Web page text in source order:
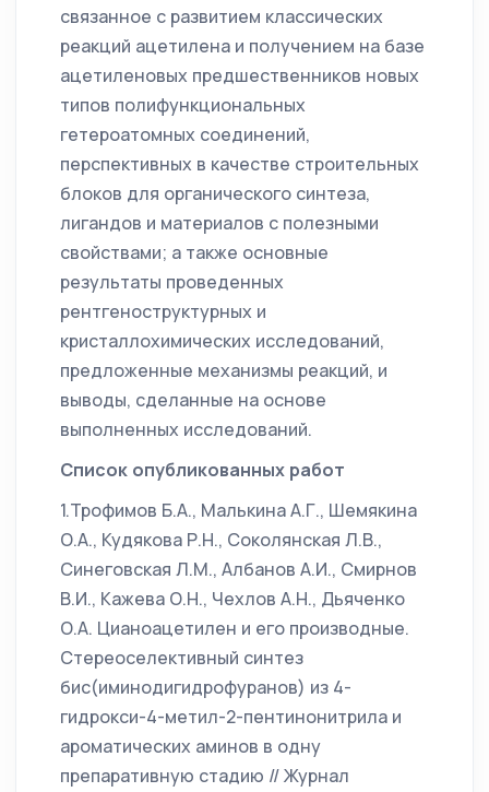
связанное с развитием классических
реакций ацетилена и получением на базе
ацетиленовых предшественников новых
типов полифункциональных
гетероатомных соединений,
перспективных в качестве строительных
блоков для органического синтеза,
лигандов и материалов с полезными
свойствами; а также основные
результаты проведенных
рентгеноструктурных и
кристаллохимических исследований,
предложенные механизмы реакций, и
выводы, сделанные на основе
выполненных исследований.
Список опубликованных работ
1.Трофимов Б.А., Малькина А.Г., Шемякина
О.А., Кудякова Р.Н., Соколянская Л.В.,
Синеговская Л.М., Албанов А.И., Смирнов
В.И., Кажева О.Н., Чехлов А.Н., Дьяченко
О.А. Цианоацетилен и его производные.
Стереоселективный синтез
бис(иминодигидрофуранов) из 4-
гидрокси-4-метил-2-пентинонитрила и
ароматических аминов в одну
препаративную стадию // Журнал